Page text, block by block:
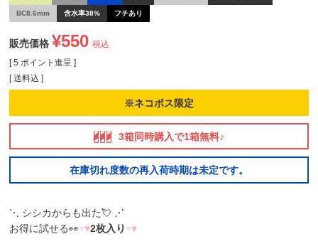
BC8.6mm 含水率38% フチあり
販売価格 ¥550 税込
[ 5 ポイント進呈 ]
送料込
※ネコポス限定
3箱同時購入で1箱無料♪
在庫切れ度数の再入荷時期は未定です。
⋱ シシカからも出た💘 ⋰
お得に試せる👀♥♥2枚入り ♥♥